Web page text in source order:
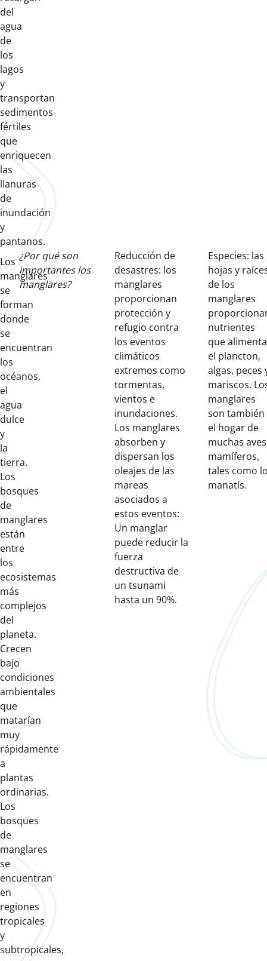
del
agua
de
los
lagos
y
transportan
sedimentos
fértiles
que
enriquecen
las
llanuras
de
inundación
y
pantanos.
Los
manglares
se
forman
donde
se
encuentran
los
océanos,
el
agua
dulce
y
la
tierra.
Los
bosques
de
manglares
están
entre
los
ecosistemas
más
complejos
del
planeta.
Crecen
bajo
condiciones
ambientales
que
matarían
muy
rápidamente
a
plantas
ordinarias.
Los
bosques
de
manglares
se
encuentran
en
regiones
tropicales
y
subtropicales,
¿Por qué son
importantes los
manglares?
Reducción de
desastres: los
manglares
proporcionan
protección y
refugio contra
los eventos
climáticos
extremos como
tormentas,
vientos e
inundaciones.
Los manglares
absorben y
dispersan los
oleajes de las
mareas
asociados a
estos eventos:
Un manglar
puede reducir la
fuerza
destructiva de
un tsunami
hasta un 90%.
Especies: las
hojas y
de los
manglares
nutrientes
que
el plancton,
algas, peces
mariscos.
manglares
son también
el hogar de
muchas
mamíferos,
tales como
manatís.